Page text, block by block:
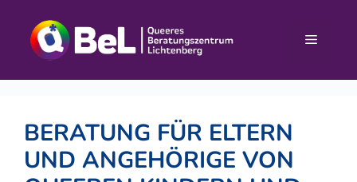
Inhalt
springen
Menü
BERATUNG FÜR ELTERN
UND ANGEHÖRIGE VON